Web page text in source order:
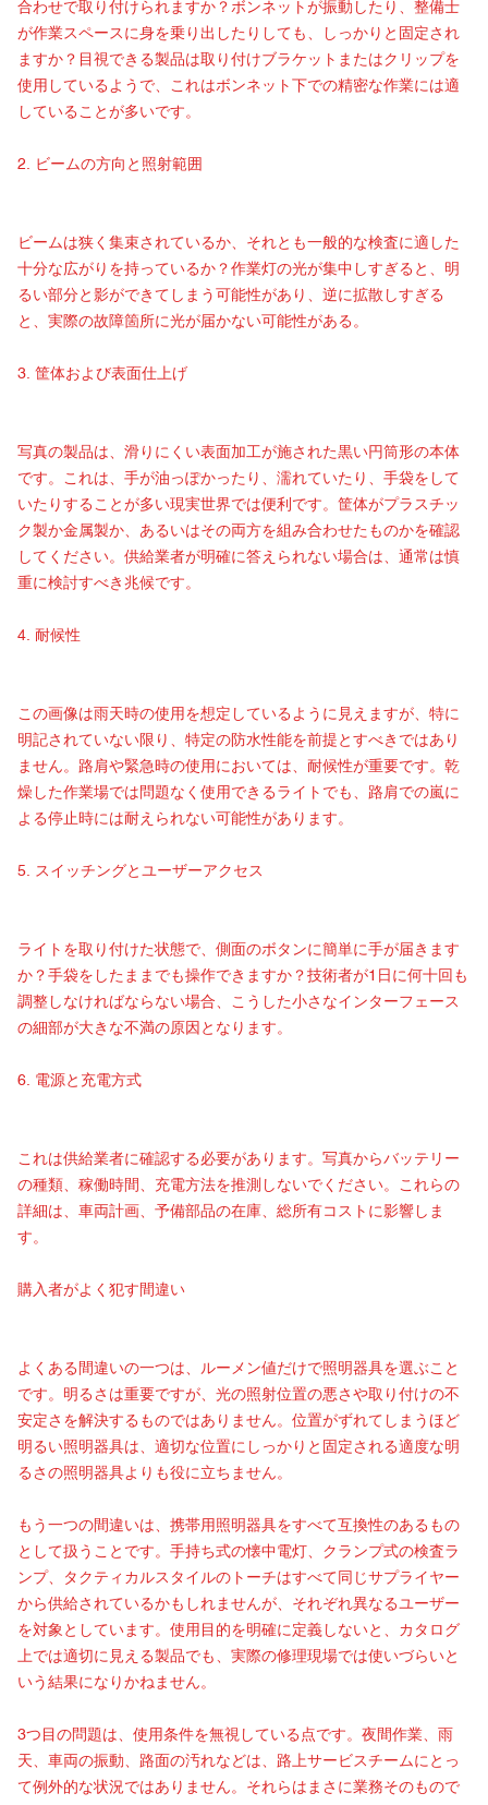
合わせで取り付けられますか？ボンネットが振動したり、整備士
が作業スペースに身を乗り出したりしても、しっかりと固定され
ますか？目視できる製品は取り付けブラケットまたはクリップを
使用しているようで、これはボンネット下での精密な作業には適
していることが多いです。
2. ビームの方向と照射範囲
ビームは狭く集束されているか、それとも一般的な検査に適した
十分な広がりを持っているか？作業灯の光が集中しすぎると、明
るい部分と影ができてしまう可能性があり、逆に拡散しすぎる
と、実際の故障箇所に光が届かない可能性がある。
3. 筐体および表面仕上げ
写真の製品は、滑りにくい表面加工が施された黒い円筒形の本体
です。これは、手が油っぽかったり、濡れていたり、手袋をして
いたり​​することが多い現実世界では便利です。筐体がプラスチッ
ク製か金属製か、あるいはその両方を組み合わせたものかを確認
してください。供給業者が明確に答えられない場合は、通常は慎
重に検討すべき兆候です。
4. 耐候性
この画像は雨天時の使用を想定しているように見えますが、特に
明記されていない限り、特定の防水性能を前提とすべきではあり
ません。路肩や緊急時の使用においては、耐候性が重要です。乾
燥した作業場では問題なく使用できるライトでも、路肩での嵐に
よる停止時には耐えられない可能性があります。
5. スイッチングとユーザーアクセス
ライトを取り付けた状態で、側面のボタンに簡単に手が届きます
か？手袋をしたままでも操作できますか？技術者が1日に何十回も
調整しなければならない場合、こうした小さなインターフェース
の細部が大きな不満の原因となります。
6. 電源と充電方式
これは供給業者に確認する必要があります。写真からバッテリー
の種類、稼働時間、充電方法を推測しないでください。これらの
詳細は、車両計画、予備部品の在庫、総所有コストに影響しま
す。
購入者がよく犯す間違い
よくある間違いの一つは、ルーメン値だけで照明器具を選ぶこと
です。明るさは重要ですが、光の照射位置の悪さや取り付けの不
安定さを解決するものではありません。位置がずれてしまうほど
明るい照明器具は、適切な位置にしっかりと固定される適度な明
るさの照明器具よりも役に立ちません。
もう一つの間違いは、携帯用照明器具をすべて互換性のあるもの
として扱うことです。手持ち式の懐中電灯、クランプ式の検査ラ
ンプ、タクティカルスタイルのトーチはすべて同じサプライヤー
から供給されているかもしれませんが、それぞれ異なるユーザー
を対象としています。使用目的を明確に定義しないと、カタログ
上では適切に見える製品でも、実際の修理現場では使いづらいと
いう結果になりかねません。
3つ目の問題は、使用条件を無視している点です。夜間作業、雨
天、車両の振動、路面の汚れなどは、路上サービスチームにとっ
て例外的な状況ではありません。それらはまさに業務そのもので